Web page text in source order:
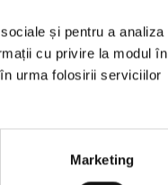
și pentru a analiza
cu privire la modul în
urma folosirii serviciilor
Marketing